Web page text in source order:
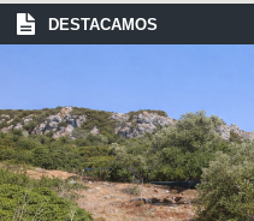
DESTACAMOS